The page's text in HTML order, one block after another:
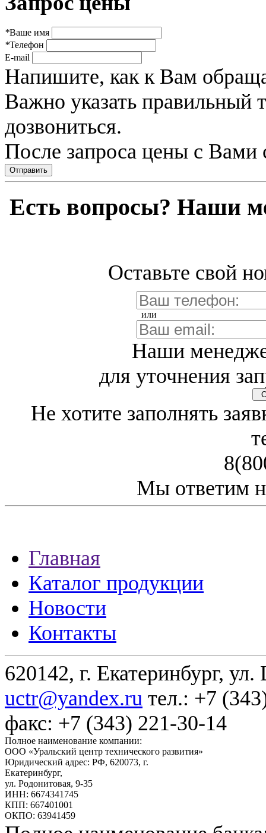
*Ваше имя
*Телефон
E-mail
Напишите, как к Вам
Важно указать
дозвониться.
После запроса цены с Вами
Отправить
Есть вопросы? Наши
Оставьте свой
или
Наши
для уточнения
Не хотите заполнять
Мы ответим
Главная
Каталог продукции
Новости
Контакты
620142, г. Екатеринбург,
uctr@yandex.ru тел.: +7
факс: +7 (343) 221-30-14
Полное наименование компании:
ООО «Уральский центр технического развития»
Юридический адрес: РФ, 620073, г.
Екатеринбург,
ул. Родонитовая, 9-35
ИНН: 6674341745
КПП: 667401001
ОКПО: 63941459